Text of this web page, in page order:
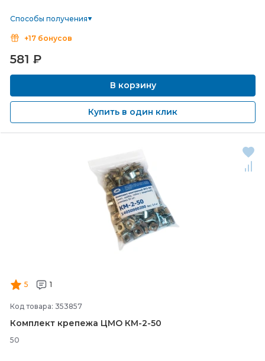
Способы получения
+17 бонусов
581 ₽
В корзину
Купить в один клик
5 1
Код товара: 353857
Комплект крепежа ЦМО КМ-2-50
50